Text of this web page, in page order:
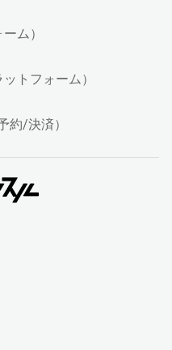
ム）
トフォーム）
約/決済）